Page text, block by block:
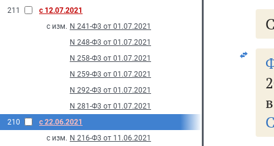
211
с 12.07.2021
с изм. N 241-Ф3 от 01.07.2021
N 248-Ф3 от 01.07.2021
N 258-Ф3 от 01.07.2021
N 259-Ф3 от 01.07.2021
N 292-Ф3 от 01.07.2021
N 281-Ф3 от 01.07.2021
210
с 22.06.2021
с изм. N 216-Ф3 от 11.06.2021